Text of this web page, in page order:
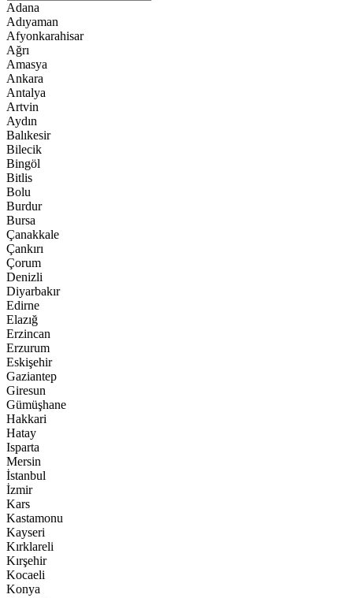
Adana
Adıyaman
Afyonkarahisar
Ağrı
Amasya
Ankara
Antalya
Artvin
Aydın
Balıkesir
Bilecik
Bingöl
Bitlis
Bolu
Burdur
Bursa
Çanakkale
Çankırı
Çorum
Denizli
Diyarbakır
Edirne
Elazığ
Erzincan
Erzurum
Eskişehir
Gaziantep
Giresun
Gümüşhane
Hakkari
Hatay
Isparta
Mersin
İstanbul
İzmir
Kars
Kastamonu
Kayseri
Kırklareli
Kırşehir
Kocaeli
Konya